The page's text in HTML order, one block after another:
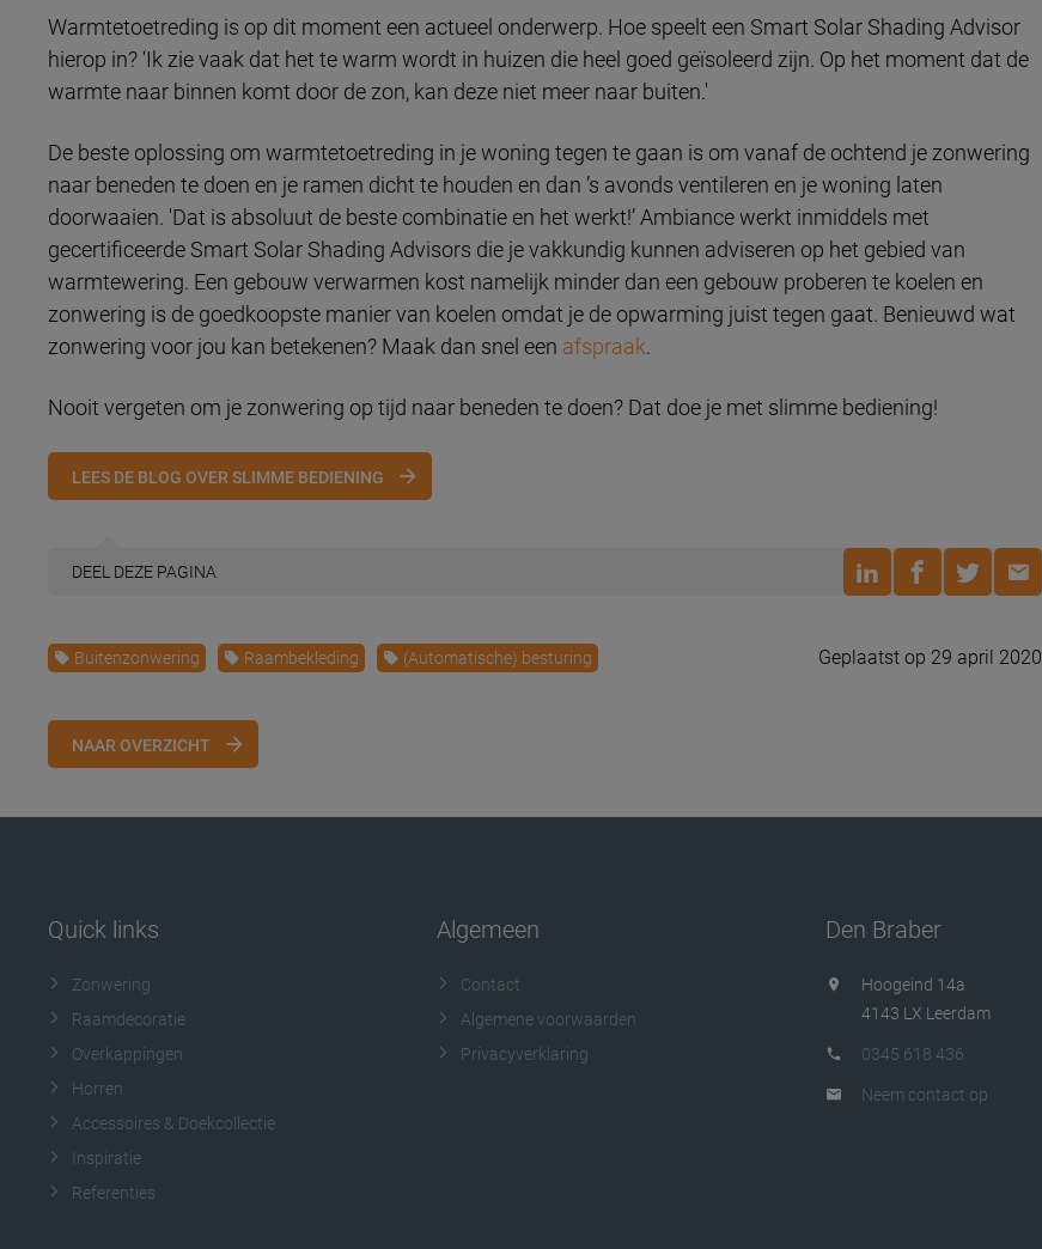
Warmtetoetreding is op dit moment een actueel onderwerp. Hoe speelt een Smart Solar Shading Advisor
hierop in? ‘Ik zie vaak dat het te warm wordt in huizen die heel goed geïsoleerd zijn. Op het moment dat de
warmte naar binnen komt door de zon, kan deze niet meer naar buiten.'
De beste oplossing om warmtetoetreding in je woning tegen te gaan is om vanaf de ochtend je zonwering
naar beneden te doen en je ramen dicht te houden en dan ’s avonds ventileren en je woning laten
doorwaaien. 'Dat is absoluut de beste combinatie en het werkt!’ Ambiance werkt inmiddels met
gecertificeerde Smart Solar Shading Advisors die je vakkundig kunnen adviseren op het gebied van
warmtewering. Een gebouw verwarmen kost namelijk minder dan een gebouw proberen te koelen en
zonwering is de goedkoopste manier van koelen omdat je de opwarming juist tegen gaat. Benieuwd wat
zonwering voor jou kan betekenen? Maak dan snel een afspraak.
Nooit vergeten om je zonwering op tijd naar beneden te doen? Dat doe je met slimme bediening!
LEES DE BLOG OVER SLIMME BEDIENING
DEEL DEZE PAGINA
Geplaatst op 29 april 2020
Buitenzonwering Raambekleding (Automatische) besturing
NAAR OVERZICHT
Quick links
Zonwering
Raamdecoratie
Overkappingen
Horren
Accessoires & Doekcollectie
Inspiratie
Referenties
Algemeen
Contact
Algemene voorwaarden
Privacyverklaring
Den Braber
Hoogeind 14a
4143 LX Leerdam
0345 618 436
Neem contact op